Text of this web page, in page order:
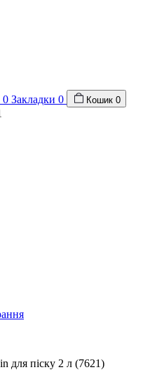
0 Закладки 0 Кошик 0
для піску 2 л (7621)